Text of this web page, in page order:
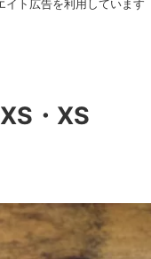
イト広告を利用しています
・XS